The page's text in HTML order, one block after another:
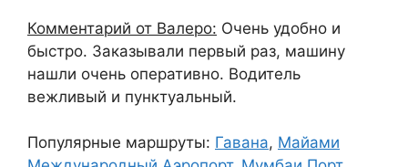
Комментарий от Валеро: Очень удобно и
быстро. Заказывали первый раз, машину
нашли очень оперативно. Водитель
вежливый и пунктуальный.
Популярные маршруты: Гавана, Майами